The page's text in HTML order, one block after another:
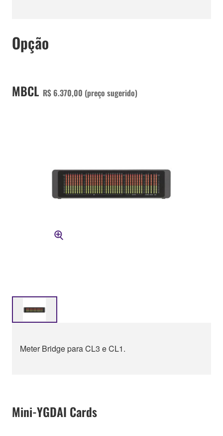
Opção
MBCL R$ 6.370,00 (preço sugerido)
Meter Bridge para CL3 e CL1.
Mini-YGDAI Cards